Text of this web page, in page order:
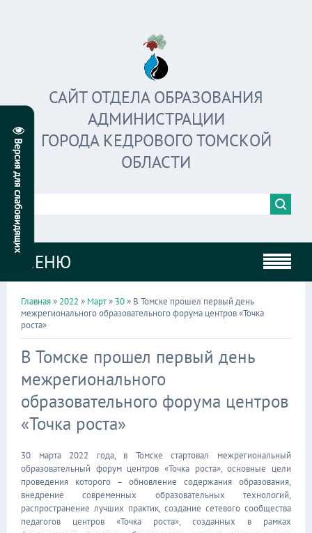
САЙТ ОТДЕЛА ОБРАЗОВАНИЯ
АДМИНИСТРАЦИИ
ГОРОДА КЕДРОВОГО ТОМСКОЙ
ОБЛАСТИ
МЕНЮ
Главная» 2022 » Март» 30» В Томске прошел первый день
межрегионального образовательного форума центров «Точка
роста»
В Томске прошел первый день
межрегионального
образовательного форума центров
«Точка роста»
30 марта 2022 года, в Томске стартовал межрегиональный
образовательный форум центров «Точка роста», основные цели
проведения которого – обновление содержания образования,
внедрение современных образовательных технологий,
распространение лучших практик, создание сетевого сообщества
педагогов центров «Точка роста», созданных в рамках